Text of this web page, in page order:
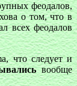
феодалов,
о том, что в
всех феодалов
что следует и
вообще